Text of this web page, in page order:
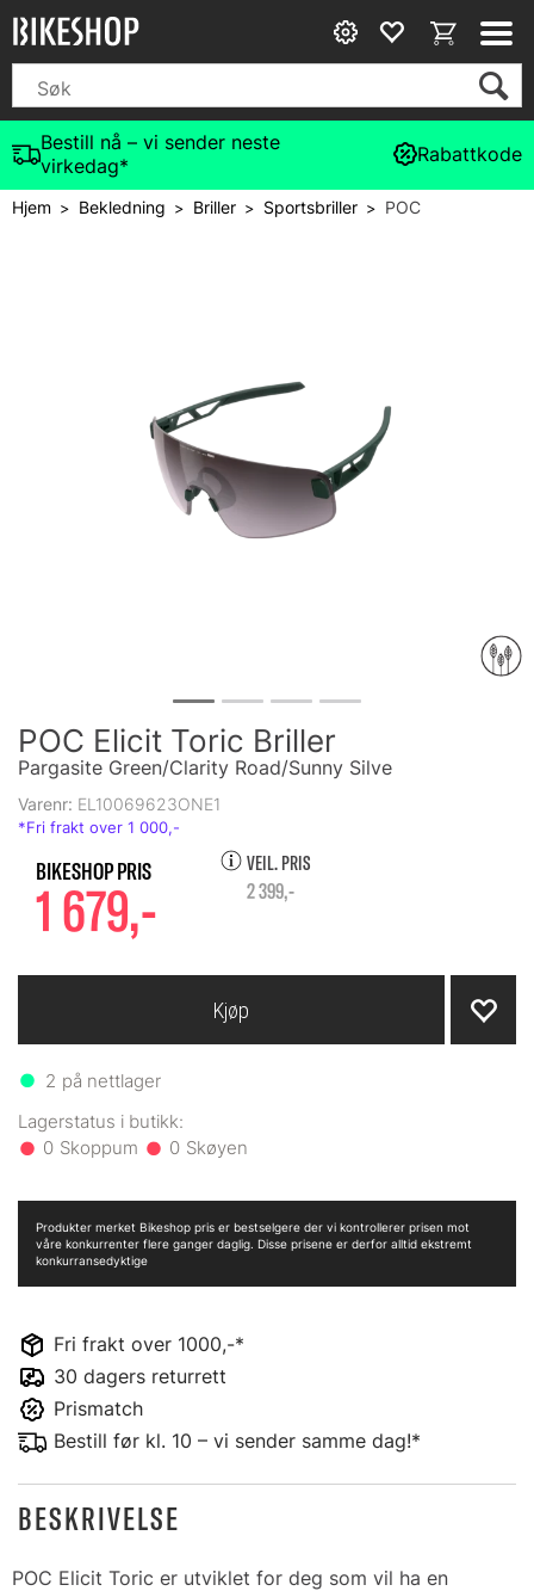
Bestill nå – vi sender neste
virkedag*
Rabattkode
Hjem> Bekledning > Briller> Sportsbriller> POC
POC Elicit Toric Briller
Pargasite Green/Clarity Road/Sunny Silve
Varenr: EL10069623ONE1
1 679,-
VEIL. PRIS
2 399,-
2 på nettlager
0 0
Kjøp
Fri frakt over 1000,-*
30 dagers returrett
Prismatch
Bestill før kl. 10 – vi sender samme dag!*
Produkter merket Bikeshop pris er bestselgere der vi kontrollerer prisen mot
våre konkurrenter flere ganger daglig. Disse prisene er derfor alltid ekstremt
konkurransedyktige
BESKRIVELSE
POC Elicit Toric er utviklet for deg som vil ha en